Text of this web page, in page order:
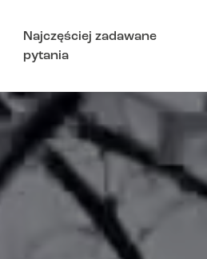
Najczęściej zadawane
pytania